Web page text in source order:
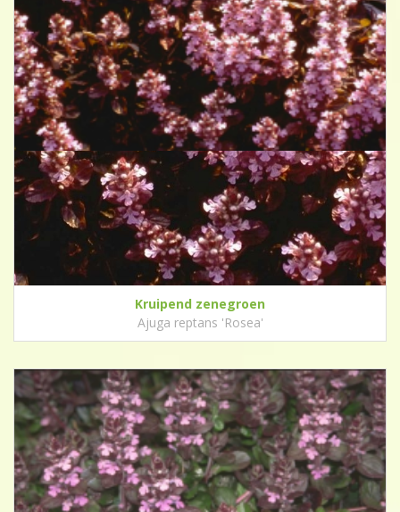
Kruipend zenegroen
Ajuga reptans 'Rosea'